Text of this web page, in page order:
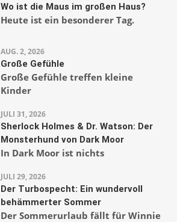
Wo ist die Maus im großen Haus?
Heute ist ein besonderer Tag.
AUG. 2, 2026
Große Gefühle
Große Gefühle treffen kleine
Kinder
JULI 31, 2026
Sherlock Holmes & Dr. Watson: Der
Monsterhund von Dark Moor
In Dark Moor ist nichts
JULI 29, 2026
Der Turbospecht: Ein wundervoll
behämmerter Sommer
Der Sommerurlaub fällt für Winnie